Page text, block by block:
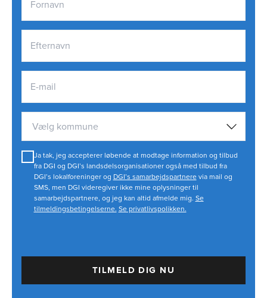
Vælg kommune
Ja tak, jeg accepterer løbende at modtage information og tilbud
fra DGI og DGI’s landsdelsorganisationer også med tilbud fra
DGI’s lokalforeninger og DGI’s samarbejdspartnerevia mail og
SMS, men DGI videregiver ikke mine oplysninger til
samarbejdspartnere, og jeg kan altid afmelde mig. Se
tilmeldingsbetingelserne. Se privatlivspolikken.
TILMELD DIG NU